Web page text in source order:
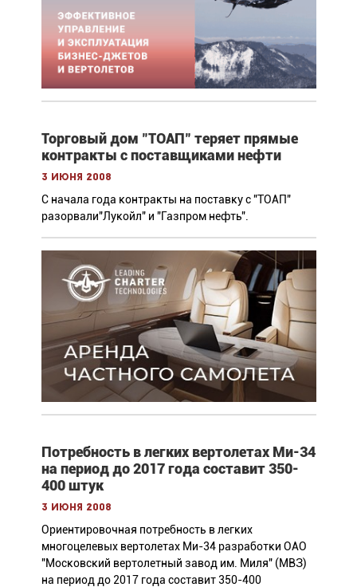
Торговый дом "ТОАП" теряет прямые
контракты с поставщиками нефти
3 июня 2008
С начала года контракты на поставку с "ТОАП"
разорвали"Лукойл" и "Газпром нефть".
Потребность в легких вертолетах Ми-34
на период до 2017 года составит 350-
400 штук
3 июня 2008
Ориентировочная потребность в легких
многоцелевых вертолетах Ми-34 разработки ОАО
"Московский вертолетный завод им. Миля" (МВЗ)
на период до 2017 года составит 350-400